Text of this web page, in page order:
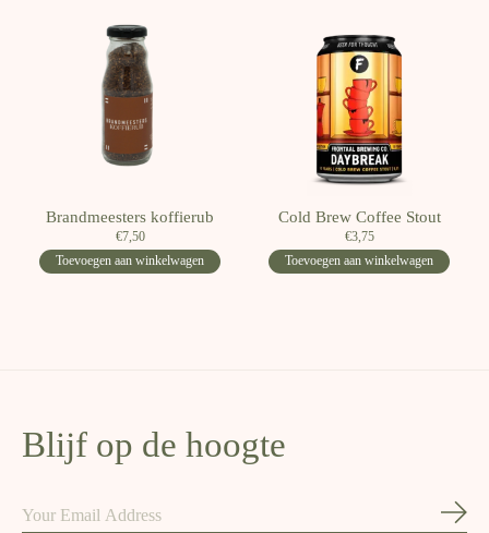
Brandmeesters koffierub
€7,50
Toevoegen aan winkelwagen
Cold Brew Coffee Stout
€3,75
Toevoegen aan winkelwagen
Blijf op de hoogte